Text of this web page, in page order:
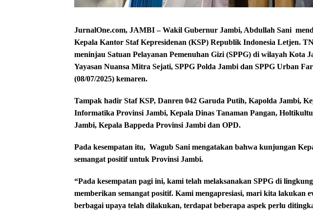
JurnalOne.com, JAMBI – Wakil Gubernur Jambi, Abdullah Sani
Kepala Kantor Staf Kepresidenan (KSP) Republik Indonesia Letjen.
meninjau Satuan Pelayanan Pemenuhan Gizi (SPPG) di wilayah Kota
Yayasan Nuansa Mitra Sejati, SPPG Polda Jambi dan SPPG Urban
(08/07/2025) kemaren.
Tampak hadir Staf KSP, Danren 042 Garuda Putih, Kapolda Jambi,
Informatika Provinsi Jambi, Kepala Dinas Tanaman Pangan,
Jambi, Kepala Bappeda Provinsi Jambi dan OPD.
Pada kesempatan itu, Wagub Sani mengatakan bahwa kunjungan
semangat positif untuk Provinsi Jambi.
“Pada kesempatan pagi ini, kami telah melaksanakan SPPG di
memberikan semangat positif. Kami mengapresiasi, mari kita lakukan
berbagai upaya telah dilakukan, terdapat beberapa aspek perlu